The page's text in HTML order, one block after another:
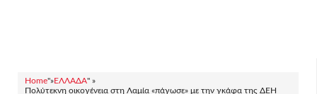
Home"»ΕΛΛΑΔΑ" »
Πολύτεκνη οικογένεια στη Λαμία «πάγωσε» με την γκάφα της ΔΕΗ